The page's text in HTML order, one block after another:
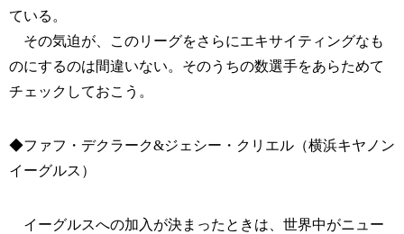
ている。
その気迫が、このリーグをさらにエキサイティングなも
のにするのは間違いない。そのうちの数選手をあらためて
チェックしておこう。
◆ファフ・デクラーク&ジェシー・クリエル（横浜キヤノン
イーグルス）
イーグルスへの加入が決まったときは、世界中がニュー